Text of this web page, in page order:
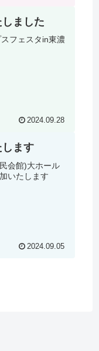
ました
フェスタin東濃
2024.09.28
ます
会館)大ホール
いたします
2024.09.05